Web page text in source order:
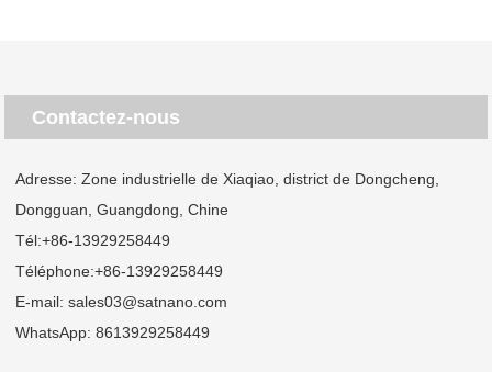
Contactez-nous
Adresse: Zone industrielle de Xiaqiao, district de Dongcheng,
Dongguan, Guangdong, Chine
Tél:+86-13929258449
Téléphone:+86-13929258449
E-mail:sales03@satnano.com
WhatsApp:8613929258449